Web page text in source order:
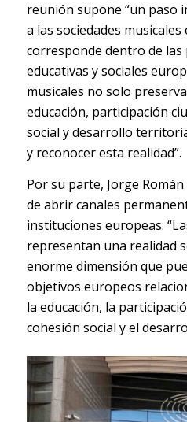
reunión supone “un paso
a las sociedades
corresponde dentro de
educativas y sociales
musicales no solo
educación, participación
social y desarrollo
y reconocer esta realidad”.
Por su parte, Jorge
de abrir canales
instituciones europeas:
representan una realidad
enorme dimensión que
objetivos europeos
la educación, la
cohesión social y el